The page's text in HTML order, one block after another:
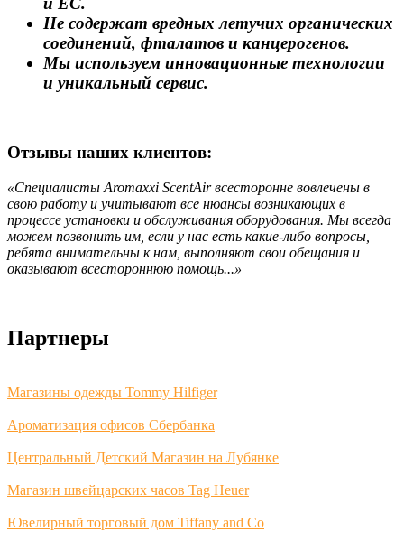
Не содержат вредных летучих органических
соединений, фталатов и канцерогенов.
Мы используем инновационные технологии
и уникальный сервис.
Отзывы наших клиентов:
«Специалисты Aromaxxi ScentAir всесторонне вовлечены в
свою работу и учитывают все нюансы возникающих в
процессе установки и обслуживания оборудования. Мы всегда
можем позвонить им, если у нас есть какие-либо вопросы,
ребята внимательны к нам, выполняют свои обещания и
оказывают всестороннюю помощь...»
Партнеры
Магазины одежды Tommy Hilfiger
Ароматизация офисов Сбербанка
Центральный Детский Магазин на Лубянке
Магазин швейцарских часов Tag Heuer
Ювелирный торговый дом Tiffany and Co